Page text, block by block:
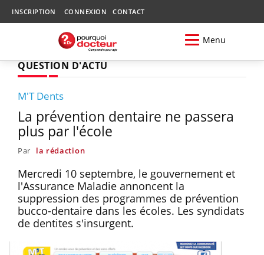
INSCRIPTION CONNEXION CONTACT
Menu
QUESTION D'ACTU
M'T Dents
La prévention dentaire ne passera
plus par l'école
Par la rédaction
Mercredi 10 septembre, le gouvernement et
l'Assurance Maladie annoncent la
suppression des programmes de prévention
bucco-dentaire dans les écoles. Les syndidats
de dentites s'insurgent.